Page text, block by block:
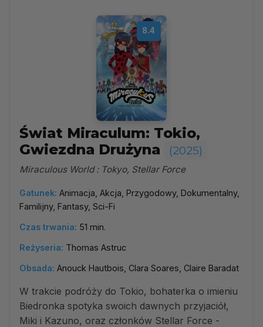
8.4
Świat Miraculum: Tokio,
Gwiezdna Drużyna
(2025)
Miraculous World : Tokyo, Stellar Force
Gatunek: Animacja, Akcja, Przygodowy, Dokumentalny,
Familijny, Fantasy, Sci-Fi
Czas trwania: 51 min.
Reżyseria: Thomas Astruc
Obsada: Anouck Hautbois, Clara Soares, Claire Baradat
W trakcie podróży do Tokio, bohaterka o imieniu
Biedronka spotyka swoich dawnych przyjaciół,
Miki i Kazuno, oraz członków Stellar Force -